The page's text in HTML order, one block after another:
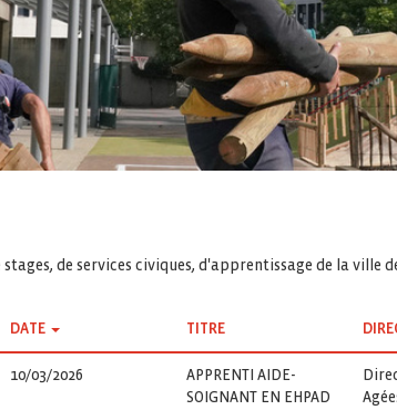
de services civiques, d'apprentissage de la ville
DATE TITRE
10/03/2026
APPRENTI AIDE-
SOIGNANT EN EHPAD